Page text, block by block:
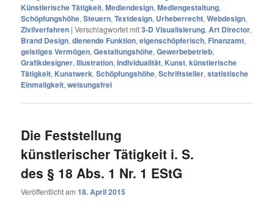
Künstlerische Tätigkeit,Mediendesign,Mediengestaltung,
Schöpfungshöhe,Steuern,Textdesign, Urheberrecht,Webdesign,
Zivilverfahren |Verschlagwortet mit3-D Visualisierung,Art Director,
Brand Design,dienende Funktion,eigenschöpferisch, Finanzamt,
geistiges Vermögen,Gestaltungshöhe,Gewerbebetrieb,
Grafikdesigner,Illustration,Individualität, Kunst,künstlerische
Tätigkeit, Kunstwerk,Schöpfungshöhe,Schriftsteller,statistische
Einmaligkeit,weisungsfrei
Die Feststellung
künstlerischer Tätigkeit i. S.
des § 18 Abs. 1 Nr. 1 EStG
Veröffentlicht am18. April 2015